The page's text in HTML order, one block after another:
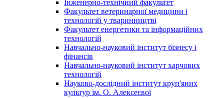
Інженерно-технічний факультет
Факультет ветеринарної медицини і
технологій у тваринництві
Факультет енергетики та інформаційних
технологій
Навчально-науковий інститут бізнесу і
фінансів
Навчально-науковий інститут харчових
технологій
Науково-дослідний інститут круп'яних
культур ім. О. Алексеєвої